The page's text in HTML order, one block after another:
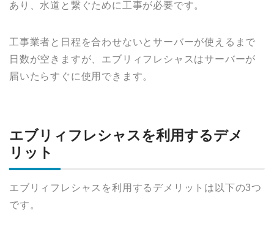
あり、水道と繋ぐために工事が必要です。
工事業者と日程を合わせないとサーバーが使えるまで
日数が空きますが、エブリィフレシャスはサーバーが
届いたらすぐに使用できます。
エブリィフレシャスを利用するデメ
リット
エブリィフレシャスを利用するデメリットは以下の3つ
です。